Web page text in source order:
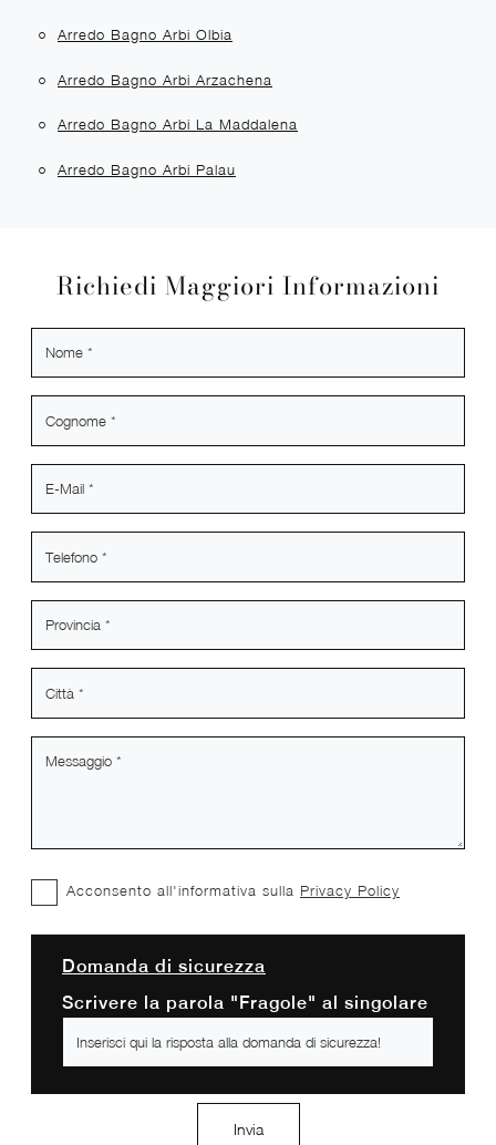
Arredo Bagno Arbi Olbia
Arredo Bagno Arbi Arzachena
Arredo Bagno Arbi La Maddalena
Arredo Bagno Arbi Palau
Richiedi Maggiori Informazioni
Acconsento all'informativa sulla Privacy Policy
Domanda di sicurezza
Scrivere la parola "Fragole" al singolare
Invia